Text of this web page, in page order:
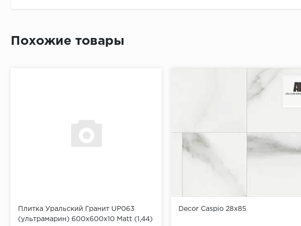
Достаточно только паспорта
Похожие товары
Плитка Уральский Гранит UP063
(ультрамарин) 600х600х10 Matt (1,44)
Decor Caspio 28x85